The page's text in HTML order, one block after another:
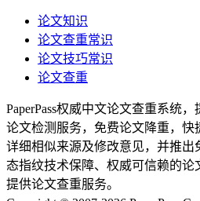
论文知识
论文查重常识
论文技巧常识
论文查重
PaperPass权威中文论文查重系统
论文检测服务，免费论文降重，
详细相似来源及修改意见，并推
态指纹技术保障、权威可信赖的论
提供论文查重服务。